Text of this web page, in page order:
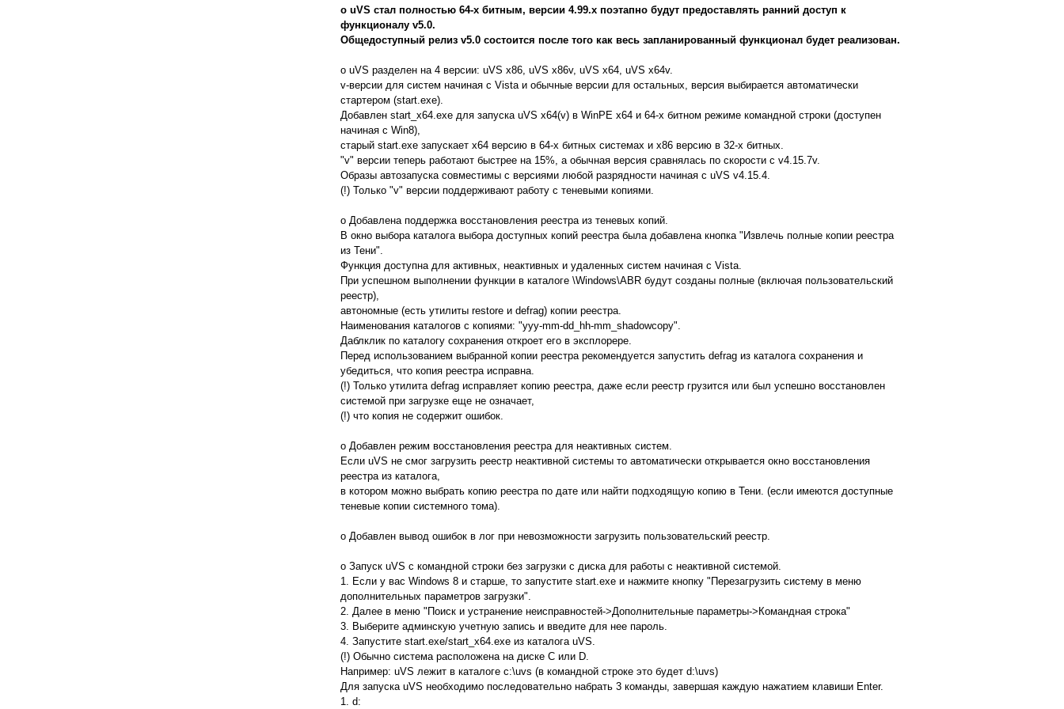
o uVS стал полностью 64-х битным, версии 4.99.x поэтапно будут предоставлять ранний доступ к
функционалу v5.0.
Общедоступный релиз v5.0 состоится после того как весь запланированный функционал будет реализован.
o uVS разделен на 4 версии: uVS x86, uVS x86v, uVS x64, uVS x64v.
v-версии для систем начиная с Vista и обычные версии для остальных, версия выбирается автоматически
стартером (start.exe).
Добавлен start_x64.exe для запуска uVS x64(v) в WinPE x64 и 64-х битном режиме командной строки (доступен
начиная с Win8),
старый start.exe запускает x64 версию в 64-х битных системах и x86 версию в 32-х битных.
"v" версии теперь работают быстрее на 15%, а обычная версия сравнялась по скорости с v4.15.7v.
Образы автозапуска совместимы с версиями любой разрядности начиная с uVS v4.15.4.
(!) Только "v" версии поддерживают работу с теневыми копиями.
o Добавлена поддержка восстановления реестра из теневых копий.
В окно выбора каталога выбора доступных копий реестра была добавлена кнопка "Извлечь полные копии реестра
из Тени".
Функция доступна для активных, неактивных и удаленных систем начиная с Vista.
При успешном выполнении функции в каталоге \Windows\ABR будут созданы полные (включая пользовательский
реестр),
автономные (есть утилиты restore и defrag) копии реестра.
Наименования каталогов с копиями: "yyy-mm-dd_hh-mm_shadowcopy".
Даблклик по каталогу сохранения откроет его в эксплорере.
Перед использованием выбранной копии реестра рекомендуется запустить defrag из каталога сохранения и
убедиться, что копия реестра исправна.
(!) Только утилита defrag исправляет копию реестра, даже если реестр грузится или был успешно восстановлен
системой при загрузке еще не означает,
(!) что копия не содержит ошибок.
o Добавлен режим восстановления реестра для неактивных систем.
Если uVS не смог загрузить реестр неактивной системы то автоматически открывается окно восстановления
реестра из каталога,
в котором можно выбрать копию реестра по дате или найти подходящую копию в Тени. (если имеются доступные
теневые копии системного тома).
o Добавлен вывод ошибок в лог при невозможности загрузить пользовательский реестр.
o Запуск uVS с командной строки без загрузки с диска для работы с неактивной системой.
1. Если у вас Windows 8 и старше, то запустите start.exe и нажмите кнопку "Перезагрузить систему в меню
дополнительных параметров загрузки".
2. Далее в меню "Поиск и устранение неисправностей->Дополнительные параметры->Командная строка"
3. Выберите админскую учетную запись и введите для нее пароль.
4. Запустите start.exe/start_x64.exe из каталога uVS.
(!) Обычно система расположена на диске C или D.
Например: uVS лежит в каталоге c:\uvs (в командной строке это будет d:\uvs)
Для запуска uVS необходимо последовательно набрать 3 команды, завершая каждую нажатием клавиши Enter.
1. d: